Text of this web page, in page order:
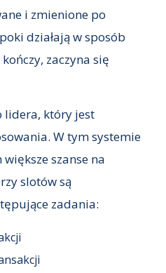
i zmienione po
działają w sposób
zaczyna się
lidera, który jest
W tym systemie
szanse na
slotów są
zadania: